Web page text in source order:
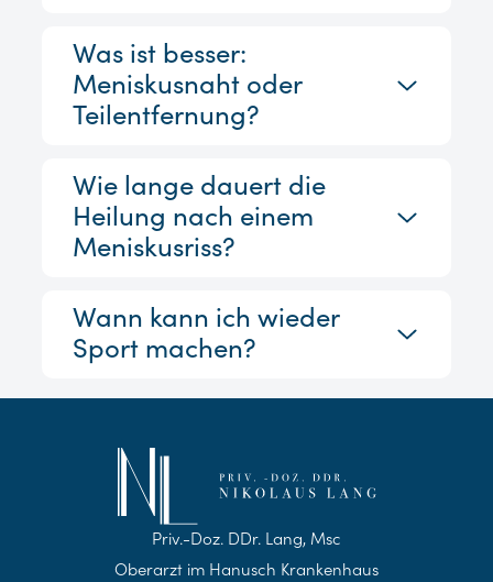
Was ist besser:
Meniskusnaht oder
Teilentfernung?
Wie lange dauert die
Heilung nach einem
Meniskusriss?
Wann kann ich wieder
Sport machen?
Priv.-Doz. DDr. Lang, Msc
Oberarzt im Hanusch Krankenhaus